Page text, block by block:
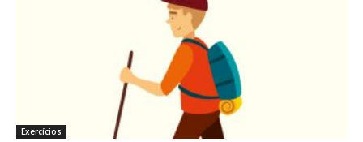
Exercícios